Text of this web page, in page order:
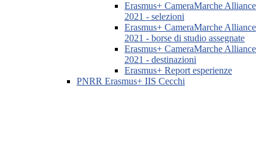
Erasmus+ CameraMarche Alliance
2021 - selezioni
Erasmus+ CameraMarche Alliance
2021 - borse di studio assegnate
Erasmus+ CameraMarche Alliance
2021 - destinazioni
Erasmus+ Report esperienze
PNRR Erasmus+ IIS Cecchi